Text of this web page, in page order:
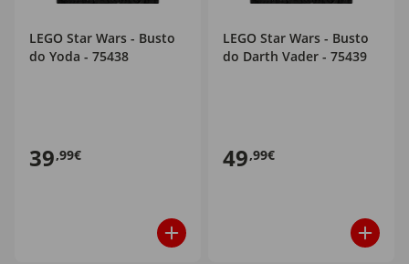
LEGO Star Wars - Busto
do Yoda - 75438
39,99€
LEGO Star Wars - Busto
do Darth Vader - 75439
49,99€